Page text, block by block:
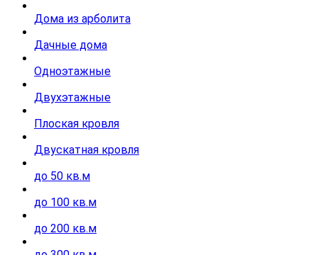
Дома из арболита
Дачные дома
Одноэтажные
Двухэтажные
Плоская кровля
Двускатная кровля
до 50 кв.м
до 100 кв.м
до 200 кв.м